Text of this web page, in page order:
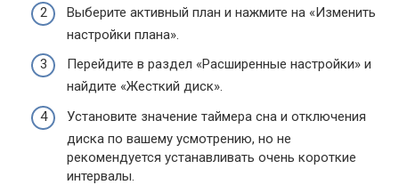
Выберите активный план и нажмите на «Изменить
настройки плана».
Перейдите в раздел «Расширенные настройки» и
найдите «Жесткий диск».
Установите значение таймера сна и отключения
диска по вашему усмотрению, но не
рекомендуется устанавливать очень короткие
интервалы.